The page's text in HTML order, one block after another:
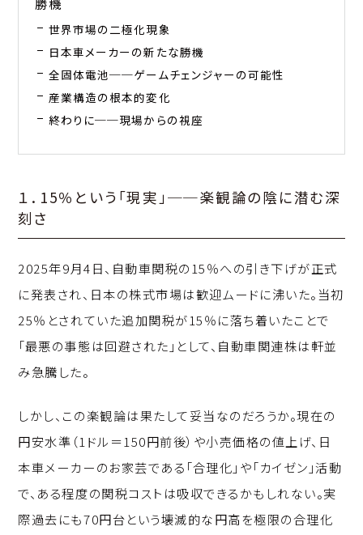
世界市場の二極化現象
日本車メーカーの新たな勝機
全固体電池──ゲームチェンジャーの可能性
産業構造の根本的変化
終わりに──現場からの視座
１．15％という「現実」──楽観論の陰に潜む深
刻さ
2025年9月4日、自動車関税の15％への引き下げが正式
に発表され、日本の株式市場は歓迎ムードに沸いた。当初
25％とされていた追加関税が15％に落ち着いたことで
「最悪の事態は回避された」として、自動車関連株は軒並
み急騰した。
しかし、この楽観論は果たして妥当なのだろうか。現在の
円安水準（1ドル＝150円前後）や小売価格の値上げ、日
本車メーカーのお家芸である「合理化」や「カイゼン」活動
で、ある程度の関税コストは吸収できるかもしれない。実
際過去にも70円台という壊滅的な円高を極限の合理化